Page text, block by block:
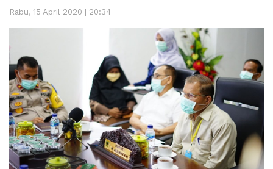
Rabu, 15 April 2020 | 20:34